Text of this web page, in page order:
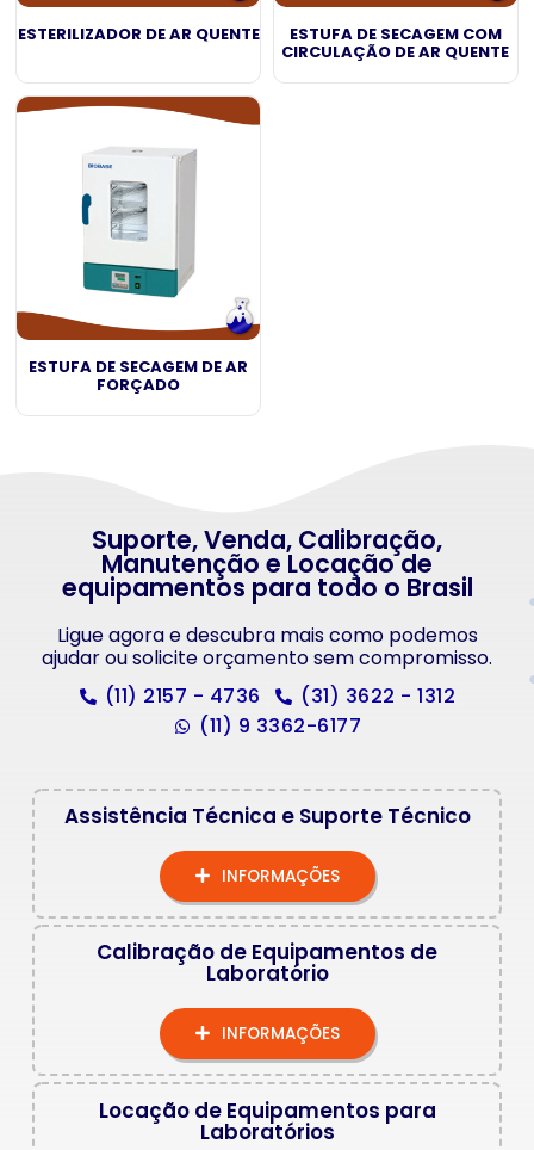
ESTERILIZADOR DE AR QUENTE ESTUFA DE SECAGEM COM
CIRCULAÇÃO DE AR QUENTE
ESTUFA DE SECAGEM DE AR
FORÇADO
Suporte, Venda, Calibração,
Manutenção e Locação de
equipamentos para todo o Brasil
Ligue agora e descubra mais como podemos
ajudar ou solicite orçamento sem compromisso.
(11) 2157 - 4736
(31) 3622 - 1312
(11) 9 3362-6177
Assistência Técnica e Suporte Técnico
INFORMAÇÕES
Calibração de Equipamentos de
Laboratório
INFORMAÇÕES
Locação de Equipamentos para
Laboratórios